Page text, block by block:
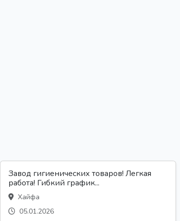
Завод гигиенических товаров! Легкая
работа! Гибкий график...
Хайфа
05.01.2026